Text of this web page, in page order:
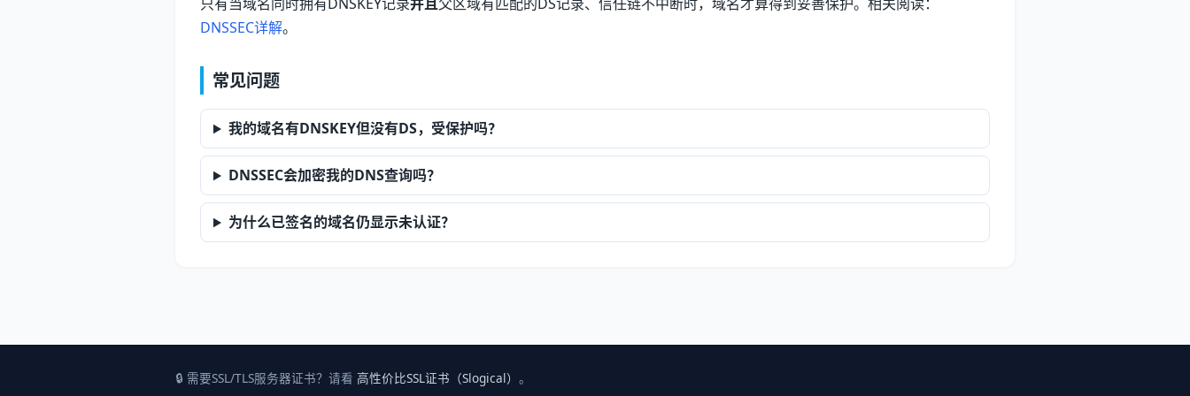
DNSSEC详解。
常见问题
我的域名有DNSKEY但没有DS，受保护吗？
DNSSEC会加密我的DNS查询吗？
为什么已签名的域名仍显示未认证？
🔒 需要SSL/TLS服务器证书？请看 高性价比SSL证书（Slogical） 。